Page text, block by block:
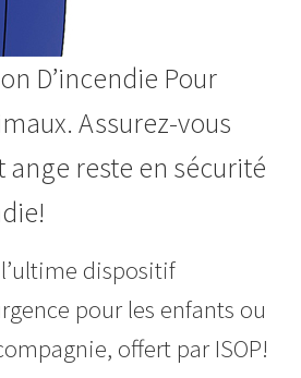
D’incendie Pour
Assurez-vous
reste en sécurité
dispositif
pour les enfants ou
offert par ISOP!